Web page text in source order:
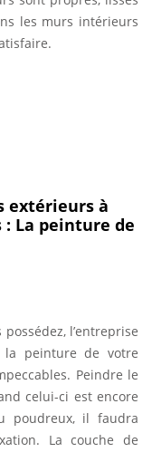
les murs intérieurs
extérieurs à
La peinture de
l’entreprise
peinture de votre
Peindre le
celui-ci est encore
poudreux, il faudra
La couche de